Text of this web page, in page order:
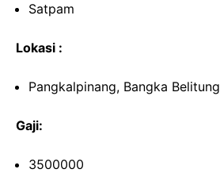
Satpam
Lokasi :
Pangkalpinang, Bangka Belitung
Gaji:
3500000